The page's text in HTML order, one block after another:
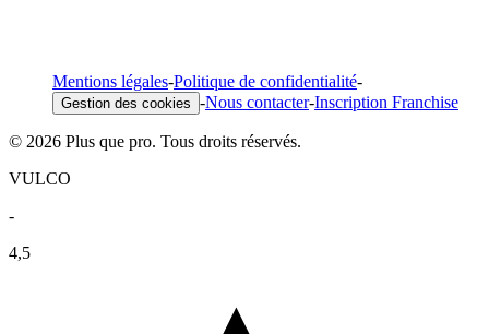
Mentions légales-Politique de confidentialité-
Gestion des cookies -Nous contacter-Inscription Franchise
© 2026 Plus que pro. Tous droits réservés.
VULCO
-
4,5